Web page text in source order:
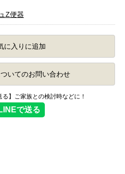
Z便器
に入りに追加
いてのお問い合わせ
る】ご家族との検討時などに！